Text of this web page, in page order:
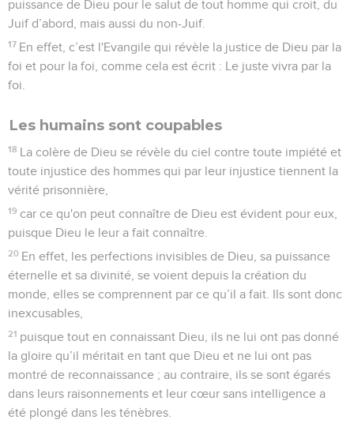
puissance de Dieu pour le salut de tout homme qui croit, du
Juif d’abord, mais aussi du non-Juif.
17 En effet, c’est l'Evangile qui révèle la justice de Dieu par la
foi et pour la foi, comme cela est écrit : Le juste vivra par la
foi.
Les humains sont coupables
18 La colère de Dieu se révèle du ciel contre toute impiété et
toute injustice des hommes qui par leur injustice tiennent la
vérité prisonnière,
19 car ce qu'on peut connaître de Dieu est évident pour eux,
puisque Dieu le leur a fait connaître.
20 En effet, les perfections invisibles de Dieu, sa puissance
éternelle et sa divinité, se voient depuis la création du
monde, elles se comprennent par ce qu’il a fait. Ils sont donc
inexcusables,
21 puisque tout en connaissant Dieu, ils ne lui ont pas donné
la gloire qu’il méritait en tant que Dieu et ne lui ont pas
montré de reconnaissance ; au contraire, ils se sont égarés
dans leurs raisonnements et leur cœur sans intelligence a
été plongé dans les ténèbres.